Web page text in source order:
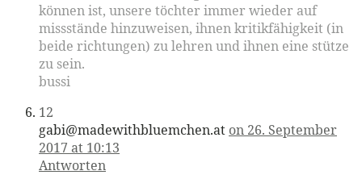
können ist, unsere töchter immer wieder auf
missstände hinzuweisen, ihnen kritikfähigkeit (in
beide richtungen) zu lehren und ihnen eine stütze
zu sein.
bussi
12
gabi@madewithbluemchen.at on 26. September
2017 at 10:13
Antworten